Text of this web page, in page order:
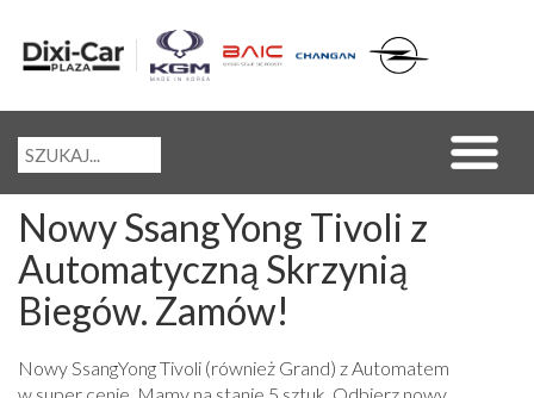
Nowy SsangYong Tivoli z
Automatyczną Skrzynią
Biegów. Zamów!
Nowy SsangYong Tivoli (również Grand) z Automatem